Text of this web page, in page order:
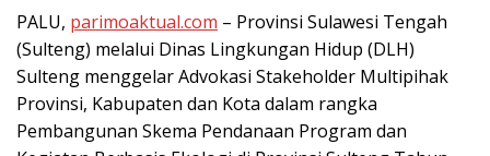
PALU, parimoaktual.com – Provinsi Sulawesi Tengah
(Sulteng) melalui Dinas Lingkungan Hidup (DLH)
Sulteng menggelar Advokasi Stakeholder Multipihak
Provinsi, Kabupaten dan Kota dalam rangka
Pembangunan Skema Pendanaan Program dan